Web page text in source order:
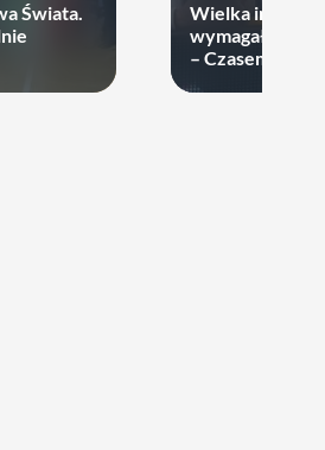
Świata.
Wielka impreza
wymagała
– Czasem